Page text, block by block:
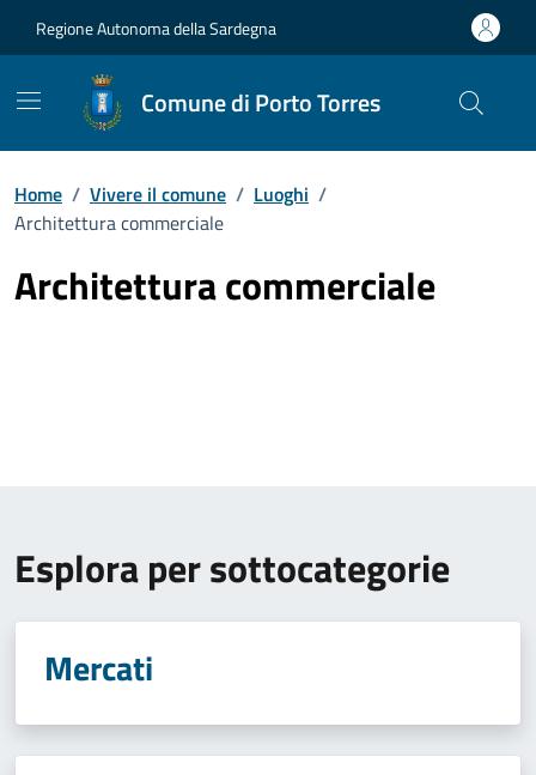
Regione Autonoma della Sardegna
Comune di Porto Torres
Home / Vivere il comune / Luoghi /
Architettura commerciale
Architettura commerciale
Esplora per sottocategorie
Mercati